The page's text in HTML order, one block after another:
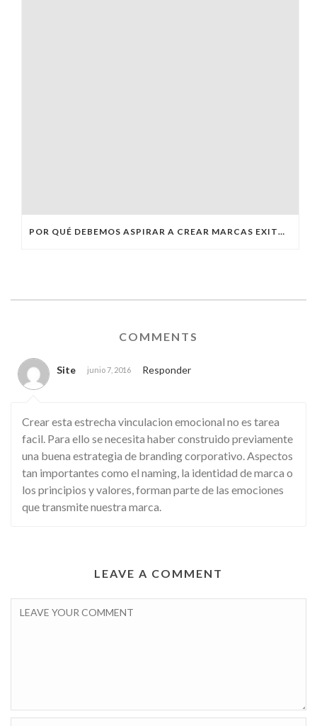
POR QUÉ DEBEMOS ASPIRAR A CREAR MARCAS EXITOSAS?
COMMENTS
Site junio 7, 2016 Responder
Crear esta estrecha vinculacion emocional no es tarea
facil. Para ello se necesita haber construido previamente
una buena estrategia de branding corporativo. Aspectos
tan importantes como el naming, la identidad de marca o
los principios y valores, forman parte de las emociones
que transmite nuestra marca.
LEAVE A COMMENT